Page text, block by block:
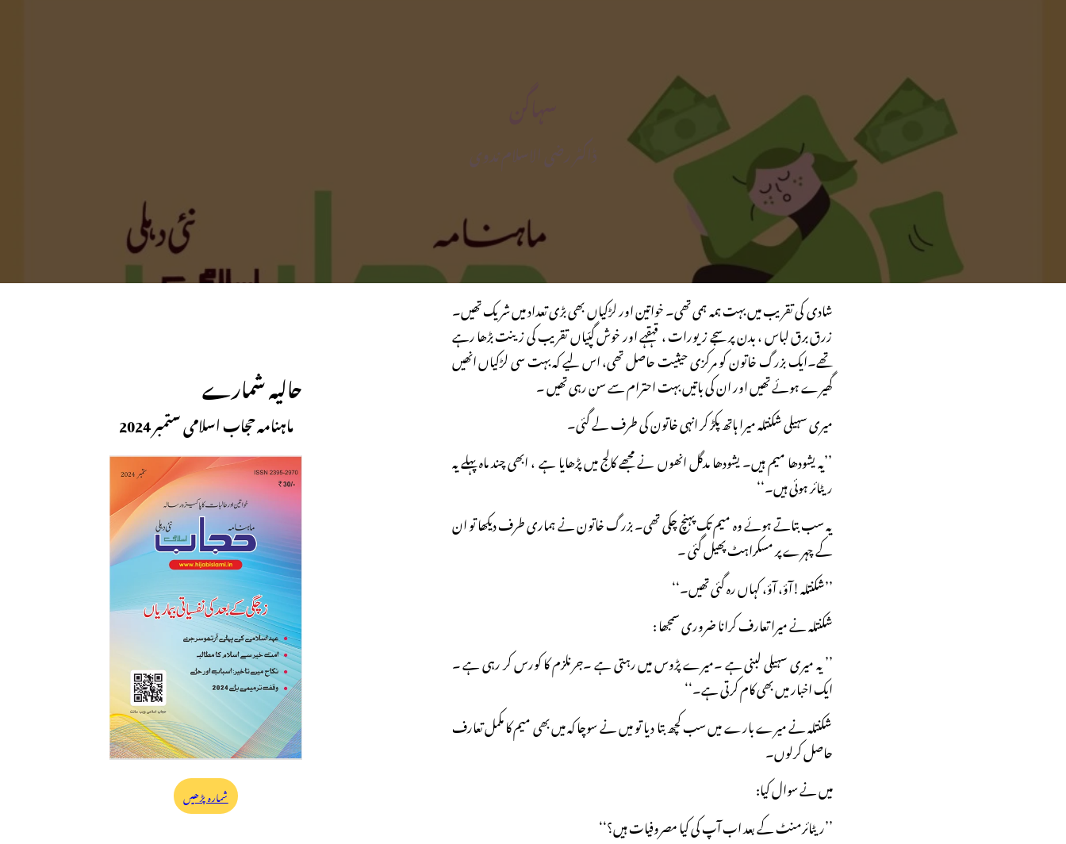
ڈاکٹر رضی الاسلام ندوی
شادی کی تقریب میں بہت ہمہ ہمی تھی۔ خواتین اور لڑکیاں بھی بڑی تعداد میں شریک تھیں۔
زرق برق لباس ، بدن پر سجے زیورات ، قہقہے اور خوش گپّیاں تقریب کی زینت بڑھا رہے
تھے۔ایک بزرگ خاتون کو مرکزی حیثیت حاصل تھی، اس لیے کہ بہت سی لڑکیاں انھیں
گھیرے ہوئے تھیں اور ان کی باتیں بہت احترام سے سن رہی تھیں ۔
میری سہیلی شکنتلہ میرا ہاتھ پکڑ کر انہی خاتون کی طرف لے گئی۔
’’یہ یشودھا میم ہیں۔ یشودھا مدگل انھوں نے مجھے کالج میں پڑھایا ہے ، ابھی چند ماہ پہلے یہ
ریٹائر ہوئی ہیں۔‘‘
یہ سب بتاتے ہوئے وہ میم تک پہنچ چکی تھی۔ بزرگ خاتون نے ہماری طرف دیکھا تو ان
کے چہرے پر مسکراہٹ پھیل گئی ۔
’’شکنتلہ!آؤ، آؤ، کہاں رہ گئی تھیں۔‘‘
شکنتلہ نے میرا تعارف کرانا ضروری سمجھا :
’’ یہ میری سہیلی لبنی ہے ۔میرے پڑوس میں رہتی ہے ۔جرنلزم کا کورس کر رہی ہے ۔
ایک اخبار میں بھی کام کرتی ہے۔‘‘
شکنتلہ نے میرے بارے میں سب کچھ بتا دیا تو میں نے سوچا کہ میں بھی میم کا مکمل تعارف
حاصل کرلوں۔
میں نے سوال کیا:
’’ریٹائرمنٹ کے بعد اب آپ کی کیا مصروفیات ہیں؟‘‘
حالیہ شمارے
ماہنامہ حجاب اسلامی ستمبر 2024
شمارہ پڑھیں